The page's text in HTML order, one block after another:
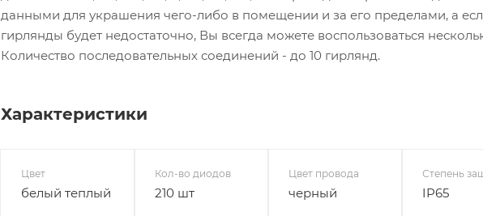
данными для украшения чего-либо в помещении и за его пределами, а
гирлянды будет недостаточно, Вы всегда можете воспользоваться
Количество последовательных соединений - до 10 гирлянд.
Характеристики
Цвет
белый теплый
Кол-во диодов
210 шт
Цвет провода
черный
Степень
IP65